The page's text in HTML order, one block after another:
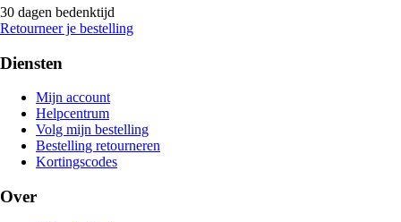
30 dagen bedenktijd
Retourneer je bestelling
Diensten
Mijn account
Helpcentrum
Volg mijn bestelling
Bestelling retourneren
Kortingscodes
Over